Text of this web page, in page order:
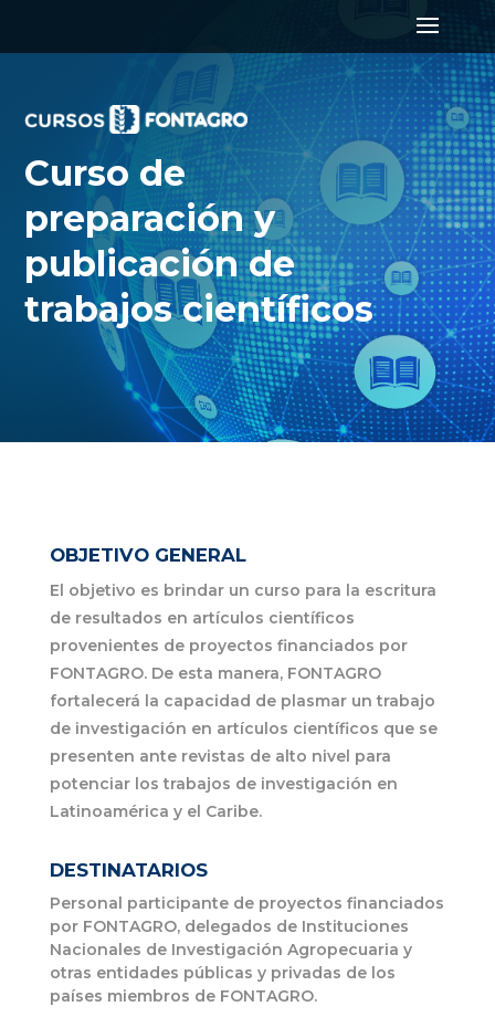
Curso de
preparación y
publicación de
trabajos científicos
OBJETIVO GENERAL
El objetivo es brindar un curso para la escritura
de resultados en artículos científicos
provenientes de proyectos financiados por
FONTAGRO. De esta manera, FONTAGRO
fortalecerá la capacidad de plasmar un trabajo
de investigación en artículos científicos que se
presenten ante revistas de alto nivel para
potenciar los trabajos de investigación en
Latinoamérica y el Caribe.
DESTINATARIOS
Personal participante de proyectos financiados
por FONTAGRO, delegados de Instituciones
Nacionales de Investigación Agropecuaria y
otras entidades públicas y privadas de los
países miembros de FONTAGRO.